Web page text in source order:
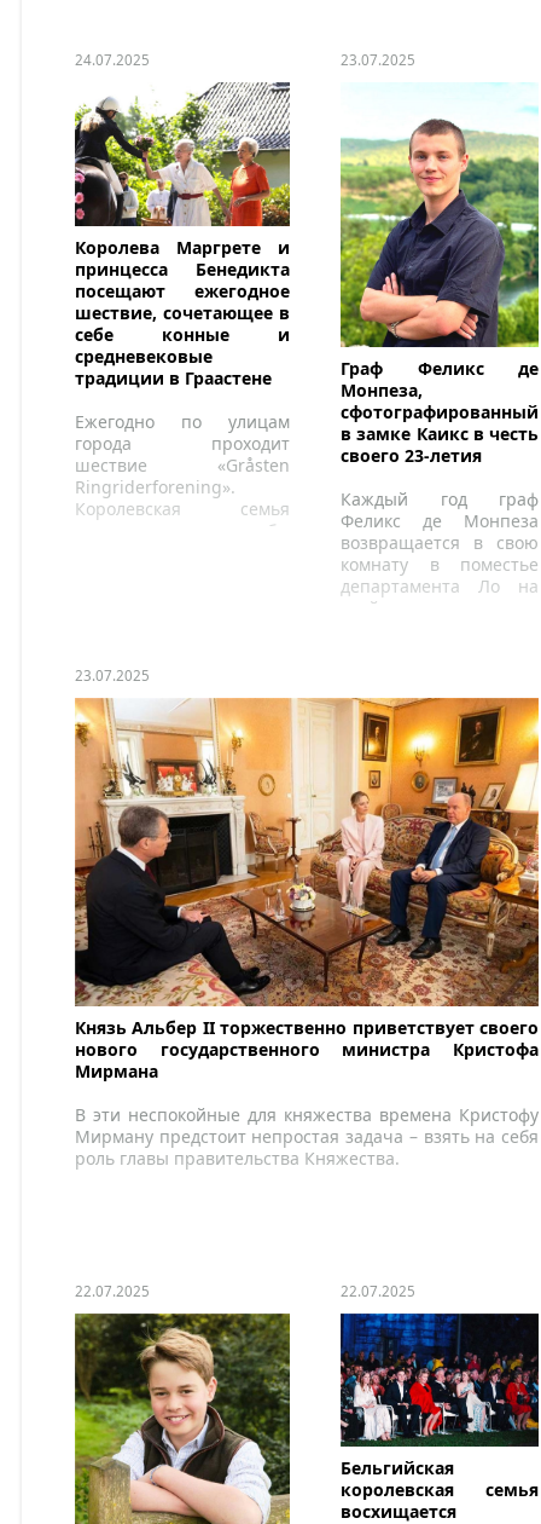
24.07.2025
Королева Маргрете и
принцесса Бенедикта
посещают ежегодное
шествие, сочетающее в
себе конные и
средневековые
традиции в Граастене
Ежегодно по улицам
города проходит
шествие «Gråsten
Ringriderforening».
Королевская семья
покидает замок, чтобы
23.07.2025
Граф Феликс де
Монпеза,
сфотографированный
в замке Каикс в честь
своего 23-летия
Каждый год граф
Феликс де Монпеза
возвращается в свою
комнату в поместье
департамента Ло на
свой день рождения.
23.07.2025
Князь Альбер II торжественно приветствует своего
нового государственного министра Кристофа
Мирмана
В эти неспокойные для княжества времена Кристофу
Мирману предстоит непростая задача – взять на себя
роль главы правительства Княжества.
22.07.2025 22.07.2025
Бельгийская
королевская семья
восхищается